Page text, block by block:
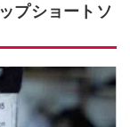
プショートソ